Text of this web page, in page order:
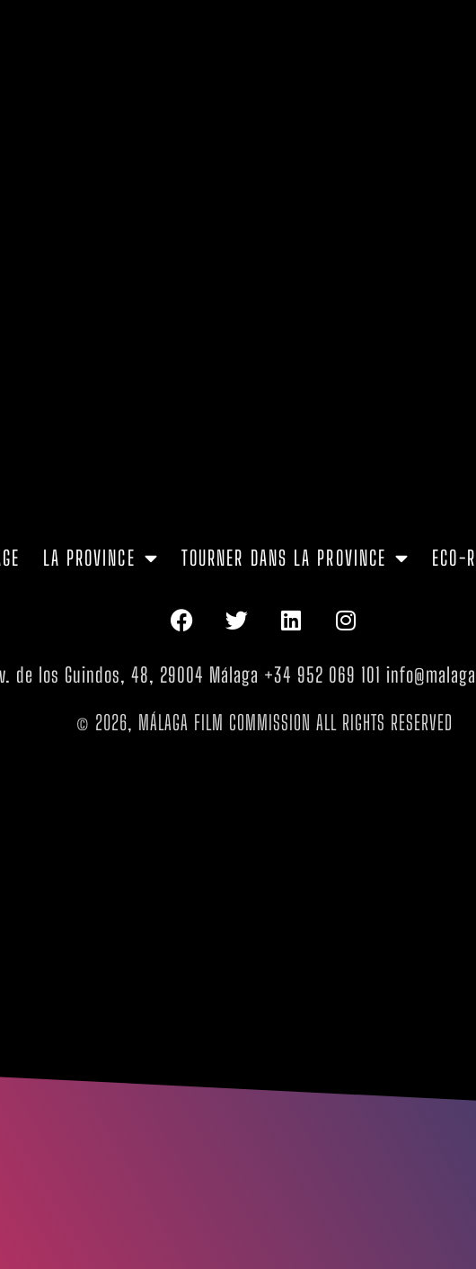
LA PROVINCE TOURNER DANS LA PROVINCE ECO-
de los Guindos, 48, 29004 Málaga +34 952 069 101
© 2026, MÁLAGA FILM COMMISSION ALL RIGHTS RESERVED